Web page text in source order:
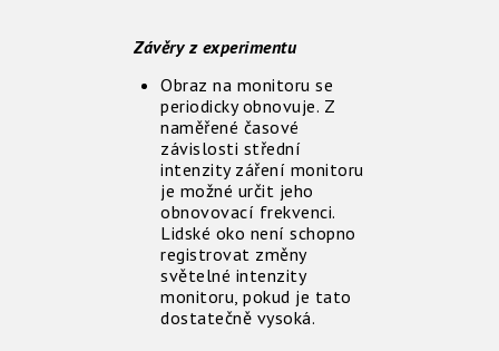
Závěry z experimentu
Obraz na monitoru se
periodicky obnovuje. Z
naměřené časové
závislosti střední
intenzity záření monitoru
je možné určit jeho
obnovovací frekvenci.
Lidské oko není schopno
registrovat změny
světelné intenzity
monitoru, pokud je tato
dostatečně vysoká.